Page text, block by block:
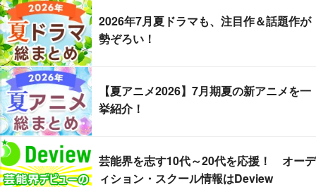
2026年7月夏ドラマも、注目作＆話題作が
勢ぞろい！
【夏アニメ2026】7月期夏の新アニメを一
挙紹介！
芸能界を志す10代～20代を応援！ オーデ
ィション・スクール情報はDeview